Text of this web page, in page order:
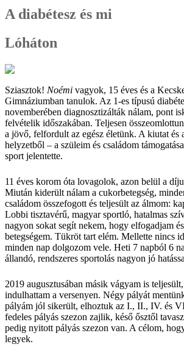
A diabétesz és mi
Lóháton
Sziasztok! Noémi vagyok, 15 éves és a
Gimnáziumban tanulok. Az 1-es típusú
novemberében diagnosztizálták nálam, pont
felvételik időszakában. Teljesen
a jövő, felfordult az egész életünk. A kiutat és
helyzetből – a szüleim és családom
sport jelentette.
11 éves korom óta lovagolok, azon belül a
Miután kiderült nálam a cukorbetegség,
családom összefogott és teljesült az álmom:
Lobbi tisztavérű, magyar sportló, hatalmas
nagyon sokat segít nekem, hogy elfogadjam
betegségem. Tükröt tart elém. Mellette nincs
minden nap dolgozom vele. Heti 7 napból 6
állandó, rendszeres sportolás nagyon jó
2019 augusztusában másik vágyam is
indulhattam a versenyen. Négy pályát
pályám jól sikerült, elhoztuk az I., II., IV. és
fedeles pályás szezon zajlik, késő ősztől
pedig nyitott pályás szezon van. A célom,
legyek.